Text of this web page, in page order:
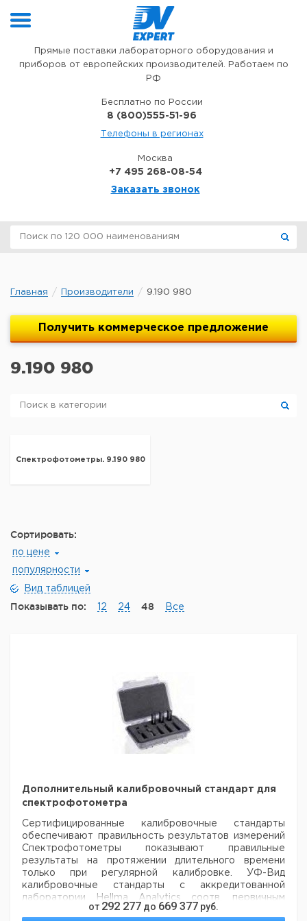
Прямые поставки лабораторного оборудования и
приборов от европейских производителей. Работаем по
РФ
Бесплатно по России
8 (800)555-51-96
Телефоны в регионах
Москва
+7 495 268-08-54
Заказать звонок
Главная Производители 9.190 980
Получить коммерческое предложение
9.190 980
Спектрофотометры. 9.190 980
Сортировать:
по цене
популярности
Вид таблицей
Показывать по: 12 24 48 Все
Дополнительный калибровочный стандарт для
спектрофотометра
Сертифицированные калибровочные стандарты
обеспечивают правильность результатов измерений
Спектрофотометры показывают правильные
результаты на протяжении длительного времени
только при регулярной калибровке. УФ-Вид
калибровочные стандарты с аккредитованной
лаборатории Hellma Analytics соотв.
первичным
стандартам NIST (Национальный институт
от 292 277 до 669 377 руб.